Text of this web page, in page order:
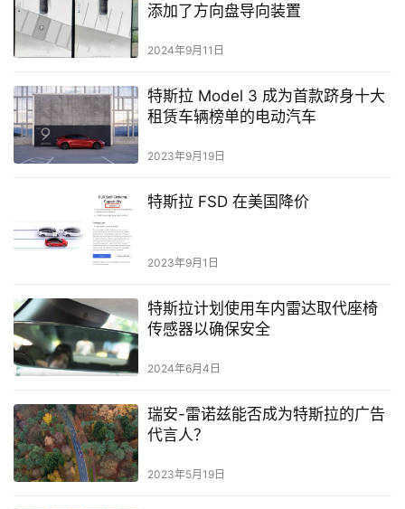
添加了方向盘导向装置
2024年9月11日
特斯拉 Model 3 成为首款跻身十大
租赁车辆榜单的电动汽车
2023年9月19日
特斯拉 FSD 在美国降价
2023年9月1日
特斯拉计划使用车内雷达取代座椅
传感器以确保安全
2024年6月4日
瑞安-雷诺兹能否成为特斯拉的广告
代言人？
2023年5月19日